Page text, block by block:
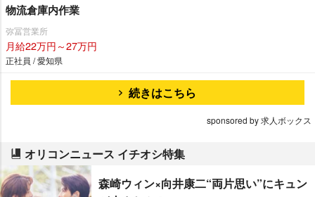
物流倉庫内作業
弥冨営業所
月給22万円～27万円
正社員 / 愛知県
続きはこちら
sponsored by 求人ボックス
オリコンニュース イチオシ特集
森崎ウィン×向井康二“両片思い”にキュン